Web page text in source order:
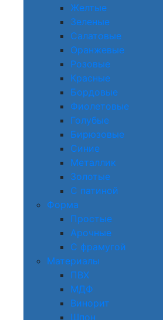
Желтые
Зеленые
Салатовые
Оранжевые
Розовые
Красные
Бордовые
Фиолетовые
Голубые
Бирюзовые
Синие
Металлик
Золотые
С патиной
Форма
Простые
Арочные
С фрамугой
Материалы
ПВХ
МДФ
Винорит
Шпон